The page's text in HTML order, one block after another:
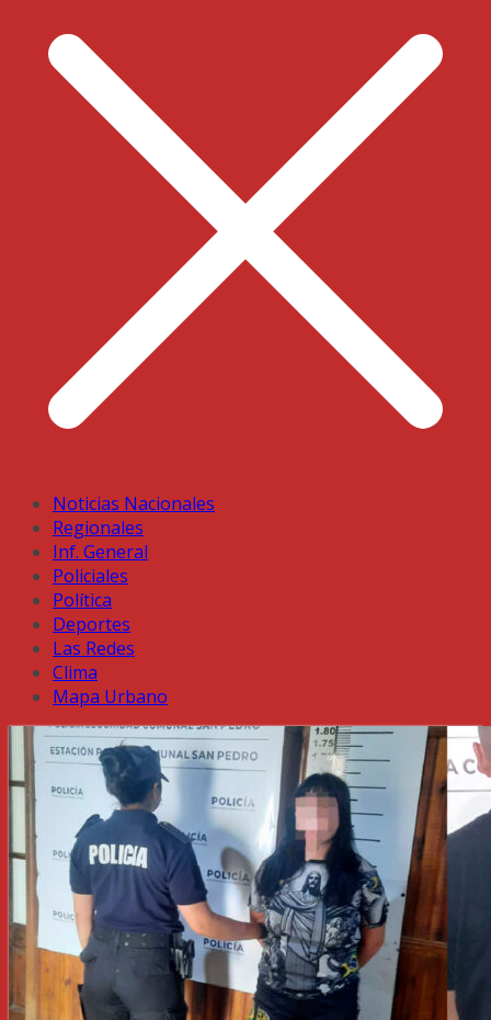
Noticias Nacionales
Regionales
Inf. General
Policiales
Política
Deportes
Las Redes
Clima
Mapa Urbano